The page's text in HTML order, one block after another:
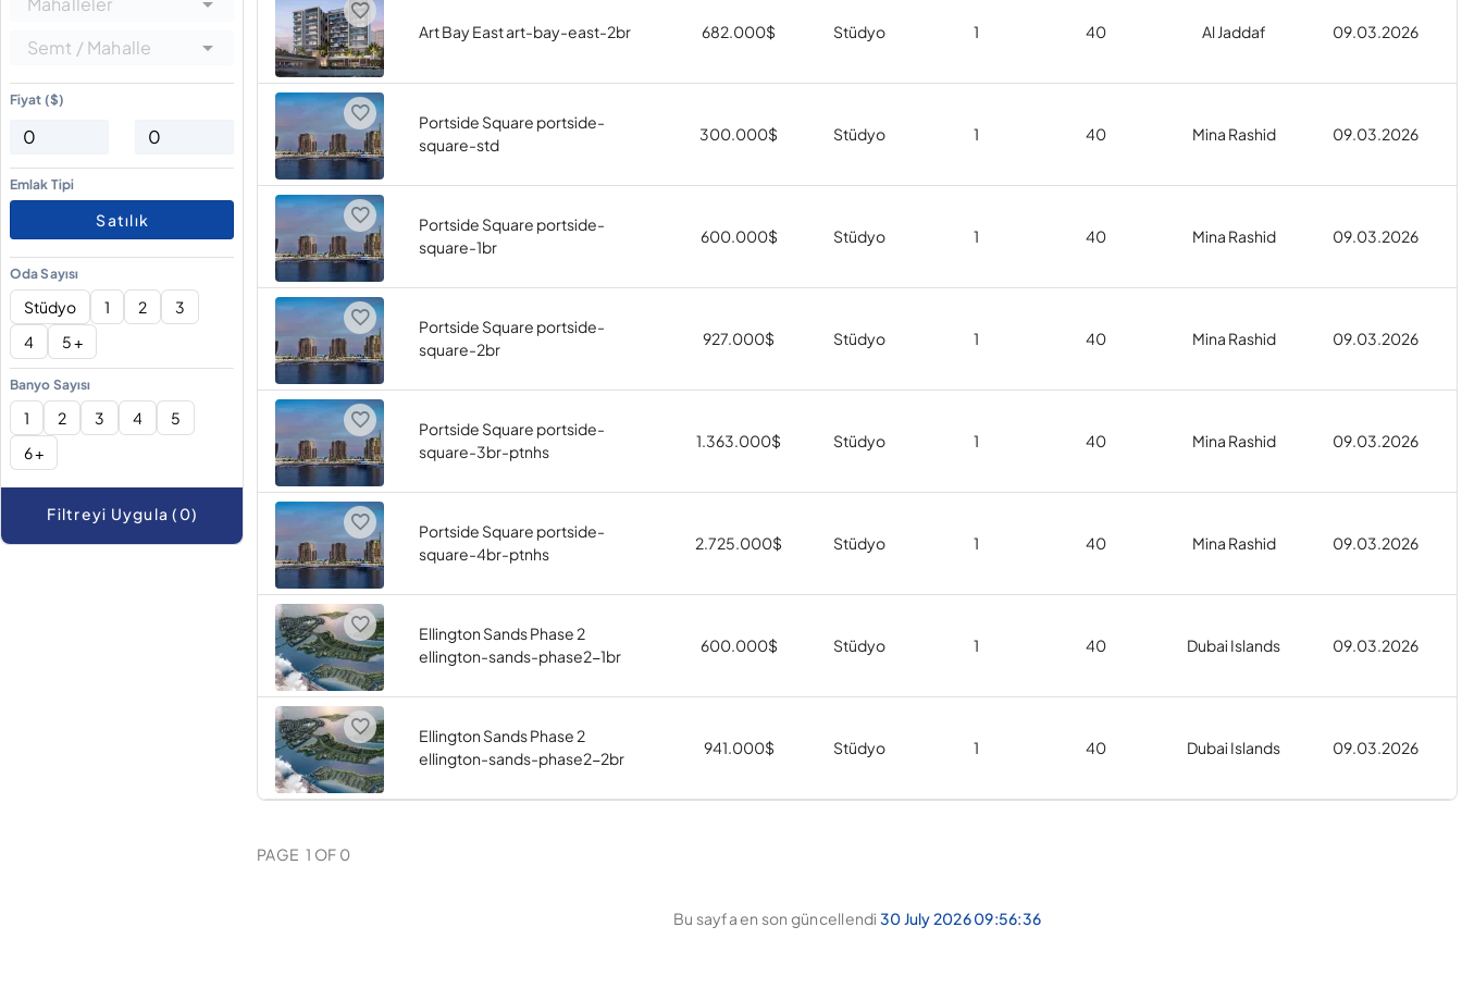
Semt / Mahalle
Fiyat ($)
Emlak Tipi
Satılık
Oda Sayısı
Stüdyo 1 2
3
4
5 +
Banyo Sayısı
1 2 3 4
5
6 +
Filtreyi Uygula (0)
Art Bay East art-bay-east-2br 682.000$ Stüdyo 1 40 Al Jaddaf 09.03.2026
Portside Square portside-
square-std
300.000$ Stüdyo 1 40 Mina Rashid 09.03.2026
Portside Square portside-
square-1br
600.000$ Stüdyo 1 40 Mina Rashid 09.03.2026
Portside Square portside-
square-2br
927.000$ Stüdyo 1 40 Mina Rashid 09.03.2026
Portside Square portside-
square-3br-ptnhs
1.363.000$ Stüdyo 1 40 Mina Rashid 09.03.2026
Portside Square portside-
square-4br-ptnhs
2.725.000$ Stüdyo 1 40 Mina Rashid 09.03.2026
Ellington Sands Phase 2
ellington-sands-phase2-1br
600.000$ Stüdyo 1 40 Dubai Islands 09.03.2026
Ellington Sands Phase 2
ellington-sands-phase2-2br
941.000$ Stüdyo 1 40 Dubai Islands 09.03.2026
PAGE 1 OF 0
Bu sayfa en son güncellendi 30 July 2026 09:56:36